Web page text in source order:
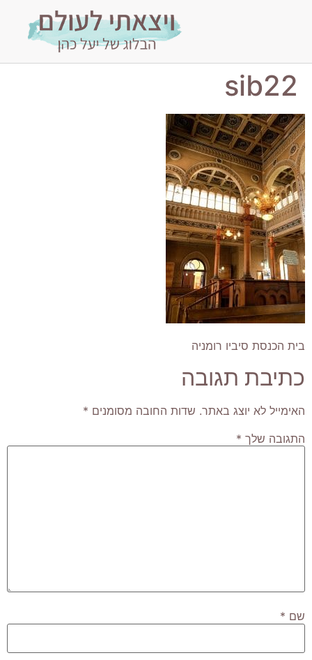
sib22
בית הכנסת סיביו רומניה
כתיבת תגובה
האימייל לא יוצג באתר. שדות החובה מסומנים *
התגובה שלך *
שם *